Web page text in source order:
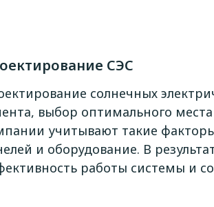
СЭС
солнечных
выбор оптимального
учитывают такие
и оборудование. В
работы системы и